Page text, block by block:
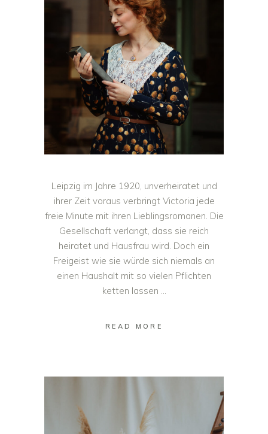
Leipzig im Jahre 1920, unverheiratet und
ihrer Zeit voraus verbringt Victoria jede
freie Minute mit ihren Lieblingsromanen. Die
Gesellschaft verlangt, dass sie reich
heiratet und Hausfrau wird. Doch ein
Freigeist wie sie würde sich niemals an
einen Haushalt mit so vielen Pflichten
ketten lassen
READ MORE